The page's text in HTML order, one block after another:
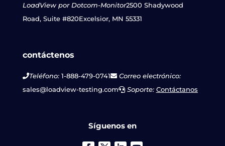
LoadView por Dotcom-Monitor2500 Shadywood
Road, Suite #820Excelsior, MN 55331
contáctenos
Teléfono:1-888-479-0741
Correo electrónico:
sales@loadview-testing.com
Soporte: Contáctanos
Síguenos en